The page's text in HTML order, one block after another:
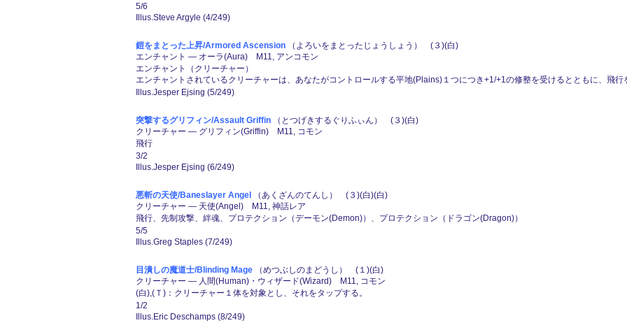
5/6
Illus.Steve Argyle (4/249)
鎧をまとった上昇/Armored Ascension （よろいをまとったじょうしょう） (３)(白)
エンチャント ― オーラ(Aura) M11, アンコモン
エンチャント（クリーチャー）
エンチャントされているクリーチャーは、あなたがコントロールする平地(Plains)１つにつき+1/+1の修整を受けるとともに、飛行
Illus.Jesper Ejsing (5/249)
突撃するグリフィン/Assault Griffin （とつげきするぐりふぃん） (３)(白)
クリーチャー ― グリフィン(Griffin) M11, コモン
飛行
3/2
Illus.Jesper Ejsing (6/249)
悪斬の天使/Baneslayer Angel
（あくざんのてんし） (３)(白)(白)
クリーチャー ― 天使(Angel) M11, 神話レア
飛行、先制攻撃、絆魂、プロテクション（デーモン(Demon)）、プロテクション（ドラゴン(Dragon)）
5/5
Illus.Greg Staples (7/249)
目潰しの魔道士/Blinding Mage （めつぶしのまどうし） (１)(白)
クリーチャー ― 人間(Human)・ウィザード(Wizard) M11, コモン
(白),(Ｔ)：クリーチャー１体を対象とし、それをタップする。
1/2
Illus.Eric Deschamps (8/249)